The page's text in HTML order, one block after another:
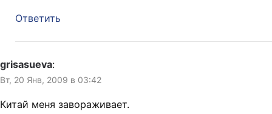
Ответить
grisasueva:
Вт, 20 Янв, 2009 в 03:42
Китай меня завораживает.